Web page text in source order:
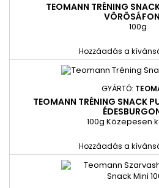
TEOMANN TRÉNING
100g
Hozzáadás a
GYÁRTÓ:
TEOMANN TRÉNING SNACK
100g Közepesen
Hozzáadás a